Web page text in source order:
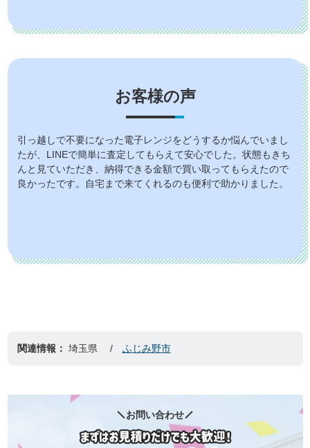
お客様の声
引っ越しで不要になった電子レンジをどうするか悩んでいまし
たが、LINEで簡単に査定してもらえて安心でした。状態もきち
んと見ていただき、納得できる金額で買い取ってもらえたので
良かったです。自宅まで来てくれるのも便利で助かりました。
関連情報： 埼玉県 ふじみ野市
お問い合わせ